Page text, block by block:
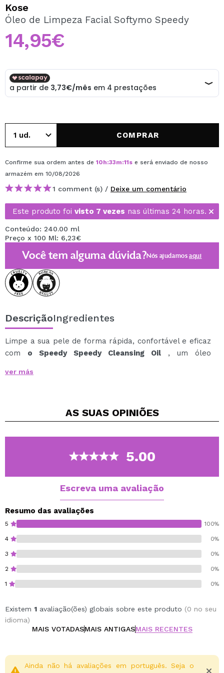
Ao criar uma conta no Maquibeauty.pt pode fazer as suas
compras rapidamente, verificar o estado das suas
encomendas e consultar as suas operações anteriores.
Kose
Óleo de Limpeza Facial Softymo Speedy
14,95€
COMPRAR
Confirme sua ordem antes de 10h:33m:10s e será enviado de nosso
armazém em 10/08/2026
1 comment (s) / Deixe um comentário
Este produto foi visto 7 vezes nas últimas 24 horas.
Conteúdo: 240.00 ml
Preço x 100 Ml: 6,23€
Você tem alguma dúvida?Nós ajudamosaqui
DescriçãoIngredientes
Limpe a sua pele de forma rápida, confortável e eficaz
com o Speedy Speedy Cleansing Oil , um óleo
solar, sujeira e impurezas em uma única etapa.
sem ressecar ou perturbar o conforto da pele.
enxágua-se facilmente, sem deixar uma sensação
Sua fórmula, enriquecida com óleos nutritivos e
hidratada e pronta para continuar com o restante da
Além disso, não contém fragrância e é adequado para
todos os tipos de pele.
Fragrance free.
Cruelty free.
ver más
AS SUAS OPINIÕES
5.00
Escreva uma avaliação
Resumo das avaliações
5 100%
4 0%
3 0%
2 0%
1 0%
Existem 1 avaliação(ões) globais sobre este produto (0 no seu
idioma)
MAIS VOTADASMAIS ANTIGASMAIS RECENTES
Ainda não há avaliações em português. Seja o